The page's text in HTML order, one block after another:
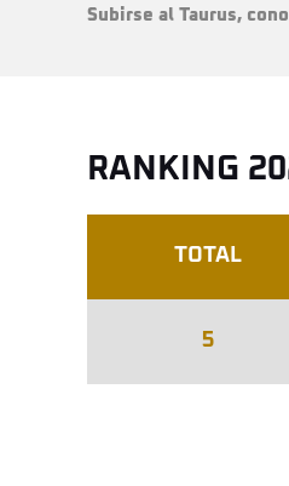
Subirse al Taurus,
RANKING
TOTAL
5